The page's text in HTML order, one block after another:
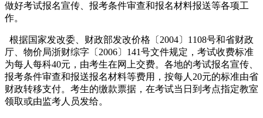
做好考试报名宣传、报考条件审查和报名材料报送等各项工
作。
根据国家发改委、财政部发改价格〔2004〕1108号和省财政
厅、物价局浙财综字〔2006〕141号文件规定，考试收费标准
为每人每科40元，由考生在网上交费。各地的考试报名宣传、
报考条件审查和报送报名材料等费用，按每人20元的标准由省
财政转移支付。考生的缴款票据，在考试当日到考点指定教室
领取或由监考人员发给。